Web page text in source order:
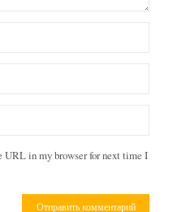
URL in my browser for next time I